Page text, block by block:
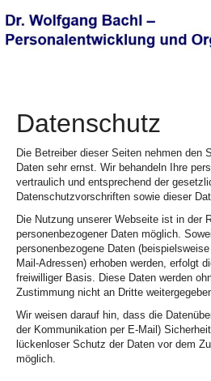
Datenschutz
Die Betreiber dieser Seiten nehmen den
Daten sehr ernst. Wir behandeln Ihre
vertraulich und entsprechend der
Datenschutzvorschriften sowie dieser
Die Nutzung unserer Webseite ist in der
personenbezogener Daten möglich.
personenbezogene Daten
Mail-Adressen) erhoben werden, erfolgt
freiwilliger Basis. Diese Daten werden
Zustimmung nicht an Dritte
Wir weisen darauf hin, dass die
der Kommunikation per E-Mail)
lückenloser Schutz der Daten vor dem
möglich.